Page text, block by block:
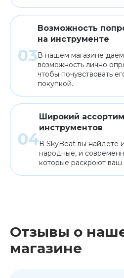
Возможность
на инструменте
В нашем магазине
возможность лично
чтобы почувствовать
покупкой.
Широкий
инструментов
В SkyBeat вы найдете
народные, и
которые раскроют ваш
Отзывы о
магазине